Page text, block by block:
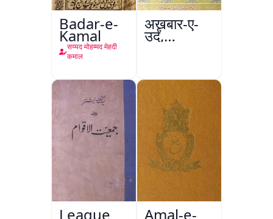
Badar-e-
Kamal
सय्यद मोहम्मद मेहदी
कमाल
अख़बार-ए-
उर्दू,
इस्लामाबाद
League Amal-e-